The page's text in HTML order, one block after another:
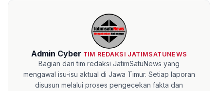
Admin Cyber TIM REDAKSI JATIMSATUNEWS
Bagian dari tim redaksi JatimSatuNews yang
mengawal isu-isu aktual di Jawa Timur. Setiap laporan
disusun melalui proses pengecekan fakta dan